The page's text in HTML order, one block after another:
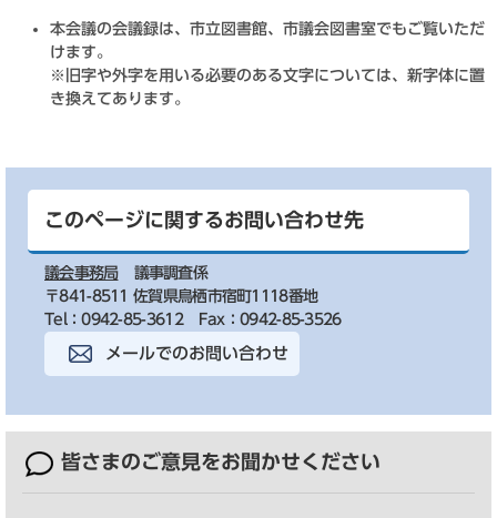
本会議の会議録は、市立図書館、市議会図書室でもご覧いただ
けます。
※旧字や外字を用いる必要のある文字については、新字体に置
き換えてあります。
このページに関するお問い合わせ先
議会事務局
議事調査係
〒841-8511 佐賀県鳥栖市宿町1118番地
Tel：0942-85-3612
Fax：0942-85-3526
メールでのお問い合わせ
皆さまのご意見をお聞かせください